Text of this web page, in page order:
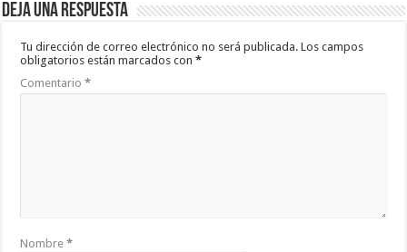
Deja una respuesta
Tu dirección de correo electrónico no será publicada. Los campos
obligatorios están marcados con*
Comentario*
Nombre*